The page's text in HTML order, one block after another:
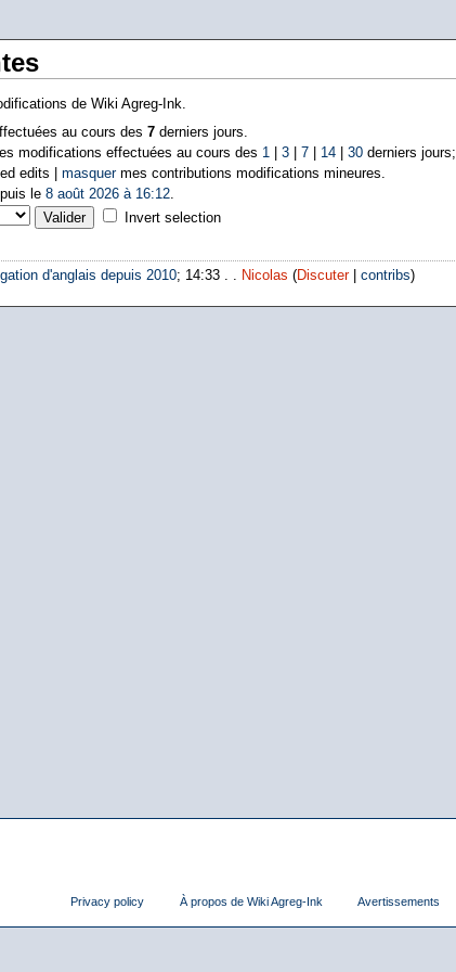
de Wiki Agreg-Ink.
au cours des 7derniers jours.
modifications effectuées au cours des 1 3| 7| 14| 30derniers jours;
edits | masquermes contributions modifications mineures.
le 8 août 2026 à 16:12.
Invert selection
d'anglais depuis 2010; 14:33 . . Nicolas (Discuter| contribs)
Privacy policy À propos de Wiki Agreg-Ink Avertissements